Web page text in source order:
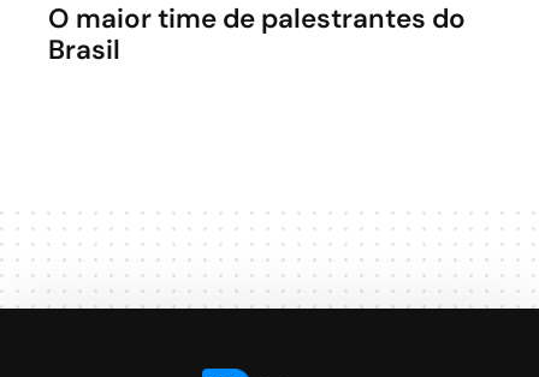
O maior time de palestrantes do
Brasil